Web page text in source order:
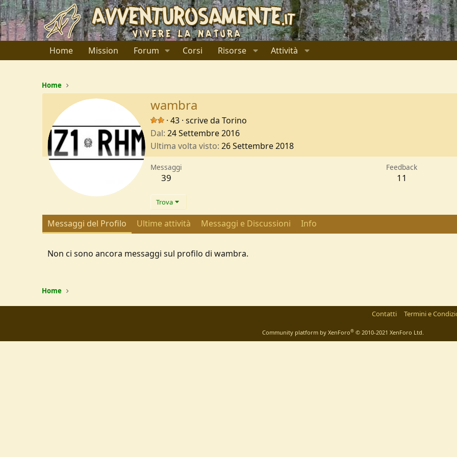
Home Mission Forum Corsi Risorse Attività
Home
wambra
· 43 · scrive da Torino
Dal 24 Settembre 2016
Ultima volta visto 26 Settembre 2018
Messaggi
39
Feedback
11
Trova
Messaggi del Profilo Ultime attività Messaggi e Discussioni Info
Non ci sono ancora messaggi sul profilo di wambra.
Home
Contatti Termini e
Community platform by XenForo® © 2010-2021 XenForo Ltd.